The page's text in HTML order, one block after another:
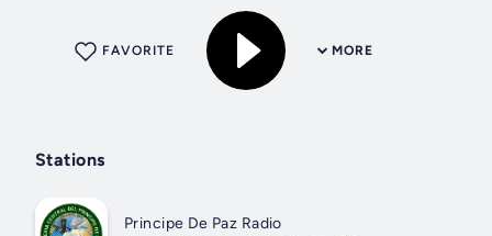
MORE
FAVORITE
Stations
Principe De Paz Radio